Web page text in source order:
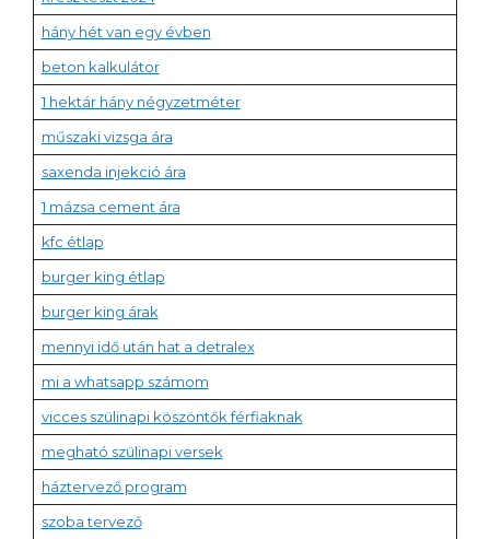
hány hét van egy évben
beton kalkulátor
1 hektár hány négyzetméter
műszaki vizsga ára
saxenda injekció ára
1 mázsa cement ára
kfc étlap
burger king étlap
burger king árak
mennyi idő után hat a detralex
mi a whatsapp számom
vicces szülinapi köszöntők férfiaknak
megható szülinapi versek
háztervező program
szoba tervező